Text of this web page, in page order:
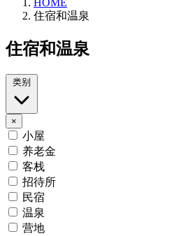
HOME
住宿和温泉
住宿和温泉
类别
×
小屋
养老金
客栈
招待所
民宿
温泉
营地